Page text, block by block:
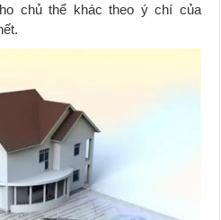
chủ thể khác theo ý chí của